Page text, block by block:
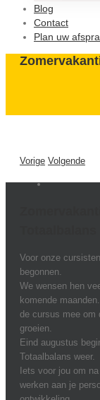
Blog
Contact
Plan uw
Vorige Volgende
Voor onze
begonnen.
We wensen hen
komende
de cursus mee om
groeien.
Eind augustus
Totaalbalans weer.
Iets voor jou om
werken aan je